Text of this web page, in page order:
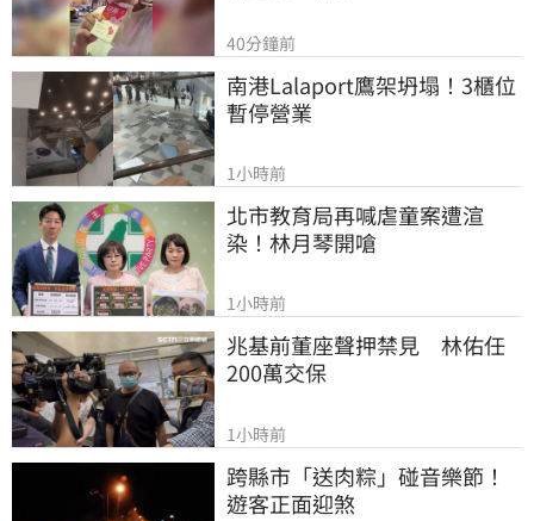
40分鐘前
南港Lalaport鷹架坍塌！3櫃位
暫停營業
1小時前
北市教育局再喊虐童案遭渲
染！林月琴開嗆
1小時前
兆基前董座聲押禁見　林佑任
200萬交保
1小時前
跨縣市「送肉粽」碰音樂節！
遊客正面迎煞